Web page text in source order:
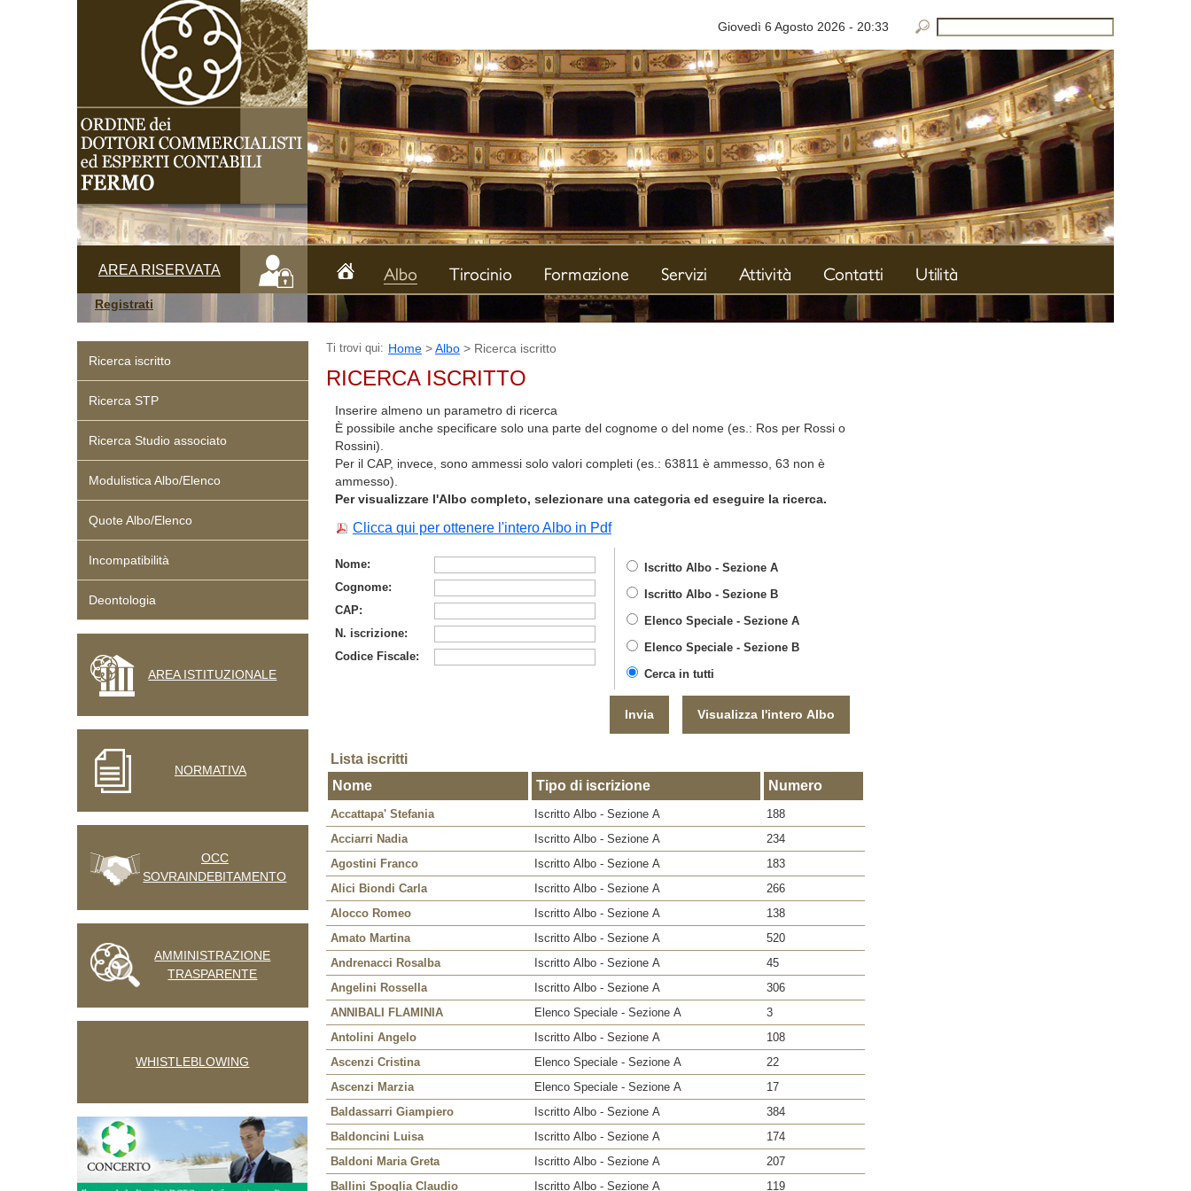
Giovedì 6 Agosto 2026 - 20:33
Home
Albo Tirocinio Formazione Servizi Attività Contatti Utilità
AREA RISERVATA
Registrati
Ricerca iscritto
Ricerca STP
Ricerca Studio associato
Modulistica Albo/Elenco
Quote Albo/Elenco
Incompatibilità
Deontologia
AREA ISTITUZIONALE
NORMATIVA
OCC
SOVRAINDEBITAMENTO
AMMINISTRAZIONE
TRASPARENTE
WHISTLEBLOWING
Ti trovi qui: Home>Albo> Ricerca iscritto
RICERCA ISCRITTO
Inserire almeno un parametro di ricerca
È possibile anche specificare solo una parte del cognome o del nome (es.: Ros per Rossi o
Rossini).
Per il CAP, invece, sono ammessi solo valori completi (es.: 63811 è ammesso, 63 non è
ammesso).
Per visualizzare l'Albo completo, selezionare una categoria ed eseguire la ricerca.
Clicca qui per ottenere l'intero Albo in Pdf
Nome:
Cognome:
CAP:
N. iscrizione:
Codice Fiscale:
Iscritto Albo - Sezione A
Iscritto Albo - Sezione B
Elenco Speciale - Sezione A
Elenco Speciale - Sezione B
Cerca in tutti
Visualizza l'intero Albo
Lista iscritti
Nome
Tipo di iscrizione Numero
Accattapa' Stefania Iscritto Albo - Sezione A
188
Acciarri Nadia
Iscritto Albo - Sezione A
234
Agostini Franco
Iscritto Albo - Sezione A
183
Alici Biondi Carla
Iscritto Albo - Sezione A
266
Alocco Romeo
Iscritto Albo - Sezione A
138
Amato Martina
Iscritto Albo - Sezione A
520
Andrenacci Rosalba
Iscritto Albo - Sezione A
45
Angelini Rossella
Iscritto Albo - Sezione A
306
ANNIBALI FLAMINIA
Elenco Speciale - Sezione A
3
Antolini Angelo
Iscritto Albo - Sezione A
108
Ascenzi Cristina
Elenco Speciale - Sezione A
22
Ascenzi Marzia
Elenco Speciale - Sezione A
17
Baldassarri Giampiero
Iscritto Albo - Sezione A
384
Baldoncini Luisa
Iscritto Albo - Sezione A
174
Baldoni Maria Greta
Iscritto Albo - Sezione A
207
Ballini Spoglia Claudio
Iscritto Albo - Sezione A 119